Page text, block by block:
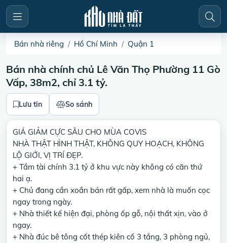
Bán nhà riêng Hồ Chí Minh Quận 1
Bán nhà chính chủ Lê Văn Thọ Phường 11 Gò
Vấp, 38m2, chỉ 3.1 tỷ.
Lưu tin So sánh
GIÁ GIẢM CỰC SÂU CHO MÙA COVIS
NHÀ THẬT HÌNH THẬT, KHÔNG QUY HOẠCH, KHÔNG
LỘ GIỚI, VỊ TRÍ ĐẸP.
+ Tầm tài chính 3.1 tỷ ở khu vực này không có căn thứ
hai ạ.
+ Chủ đang cần xoắn bán rất gấp, xem nhà là muốn cọc
ngay trong ngày.
+ Nhà thiết kế hiện đại, phòng ốp gỗ, nội thất xịn, vào ở
ngay.
+ Nhà đúc bê tông cốt thép kiên cố 3 tầng, 3 phòng ngủ,